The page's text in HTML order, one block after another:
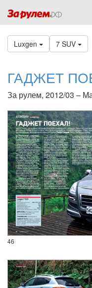
Luxgen 7 SUV
ГАДЖЕТ
За рулем, 2012/03 –
46